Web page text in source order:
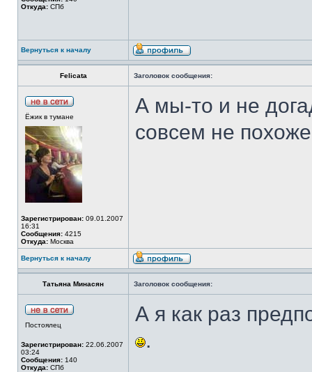
Откуда: СПб
Вернуться к началу
Felicata Заголовок сообщения:
Ёжик в тумане
Зарегистрирован: 09.01.2007
16:31
Сообщения: 4215
Откуда: Москва
А мы-то и не
совсем не
Вернуться к началу
Татьяна Минасян Заголовок сообщения:
Постоялец
Зарегистрирован: 22.06.2007
03:24
Сообщения: 140
Откуда: СПб
А я как раз
.